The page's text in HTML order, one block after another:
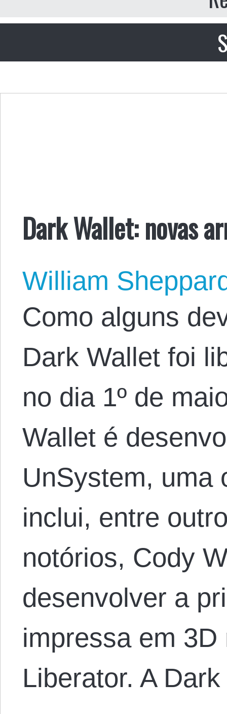
Dark Wallet: novas
William
Como alguns
Dark Wallet foi
no dia 1º de
Wallet é
UnSystem, uma
inclui, entre
notórios, Cody
desenvolver a
impressa em 3D
Liberator. A